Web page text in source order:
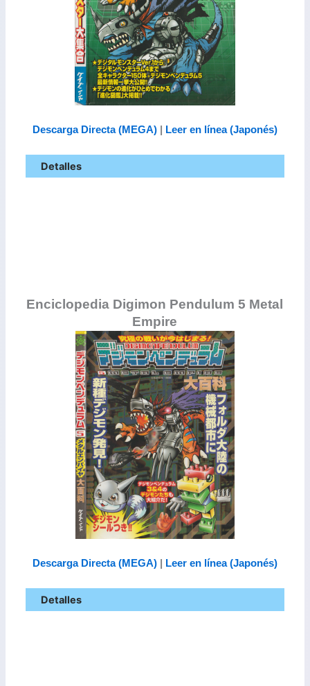
Descarga Directa (MEGA)| Leer en línea (Japonés)
Detalles
Enciclopedia Digimon Pendulum 5 Metal
Empire
Descarga Directa (MEGA)| Leer en línea (Japonés)
Detalles